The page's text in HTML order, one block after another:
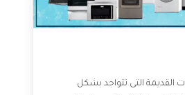
القديمة التى تتواجد بشكل